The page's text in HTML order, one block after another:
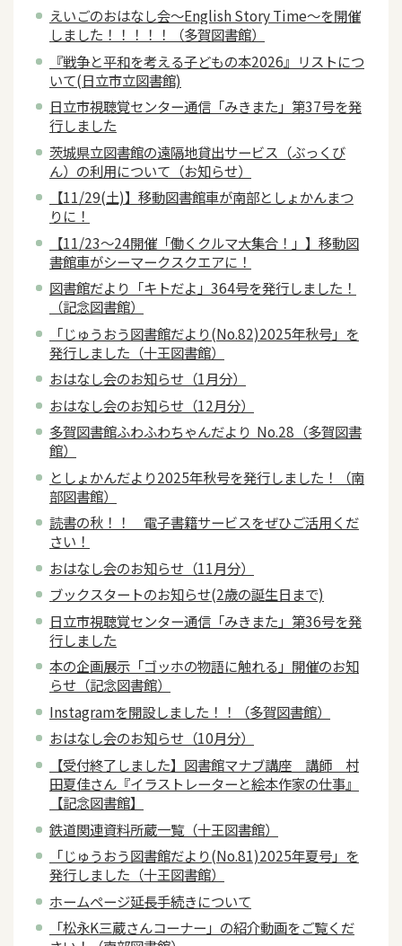
えいごのおはなし会～English Story Time～を開催
しました！！！！！（多賀図書館）
『戦争と平和を考える子どもの本2026』リストにつ
いて(日立市立図書館)
日立市視聴覚センター通信「みきまた」第37号を発
行しました
茨城県立図書館の遠隔地貸出サービス（ぶっくび
ん）の利用について（お知らせ）
【11/29(土)】移動図書館車が南部としょかんまつ
りに！
【11/23～24開催「働くクルマ大集合！」】移動図
書館車がシーマークスクエアに！
図書館だより「キトだよ」364号を発行しました！
（記念図書館）
「じゅうおう図書館だより(No.82)2025年秋号」を
発行しました（十王図書館）
おはなし会のお知らせ（1月分）
おはなし会のお知らせ（12月分）
多賀図書館ふわふわちゃんだより No.28（多賀図書
館）
としょかんだより2025年秋号を発行しました！（南
部図書館）
読書の秋！！ 電子書籍サービスをぜひご活用くだ
さい！
おはなし会のお知らせ（11月分）
ブックスタートのお知らせ(2歳の誕生日まで)
日立市視聴覚センター通信「みきまた」第36号を発
行しました
本の企画展示「ゴッホの物語に触れる」開催のお知
らせ（記念図書館）
Instagramを開設しました！！（多賀図書館）
おはなし会のお知らせ（10月分）
【受付終了しました】図書館マナブ講座 講師 村
田夏佳さん『イラストレーターと絵本作家の仕事』
【記念図書館】
鉄道関連資料所蔵一覧（十王図書館）
「じゅうおう図書館だより(No.81)2025年夏号」を
発行しました（十王図書館）
ホームページ延長手続きについて
「松永K三蔵さんコーナー」の紹介動画をご覧くだ